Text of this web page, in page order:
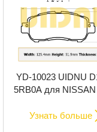
YD-10023 UIDNU
5RB0A для
передние
Узнать больше